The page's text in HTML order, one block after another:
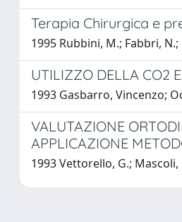
Terapia Chirurgica e
1995 Rubbini, M.; Fabbri,
UTILIZZO DELLA CO2
1993 Gasbarro, Vincenzo;
VALUTAZIONE
APPLICAZIONE
1993 Vettorello, G.;